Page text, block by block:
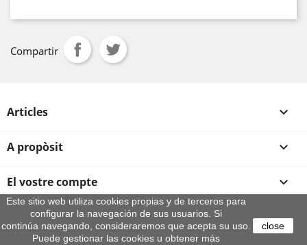
Compartir
Articles 
A propòsit 
El vostre compte 
Informació sobre la botiga
Este sitio web utiliza cookies propias y de terceros para
configurar la navegación de sus usuarios. Si
continúa navegando, consideraremos que acepta su uso.
Puede gestionar las cookies u obtener más
close
© 2026 - By Aeroteca